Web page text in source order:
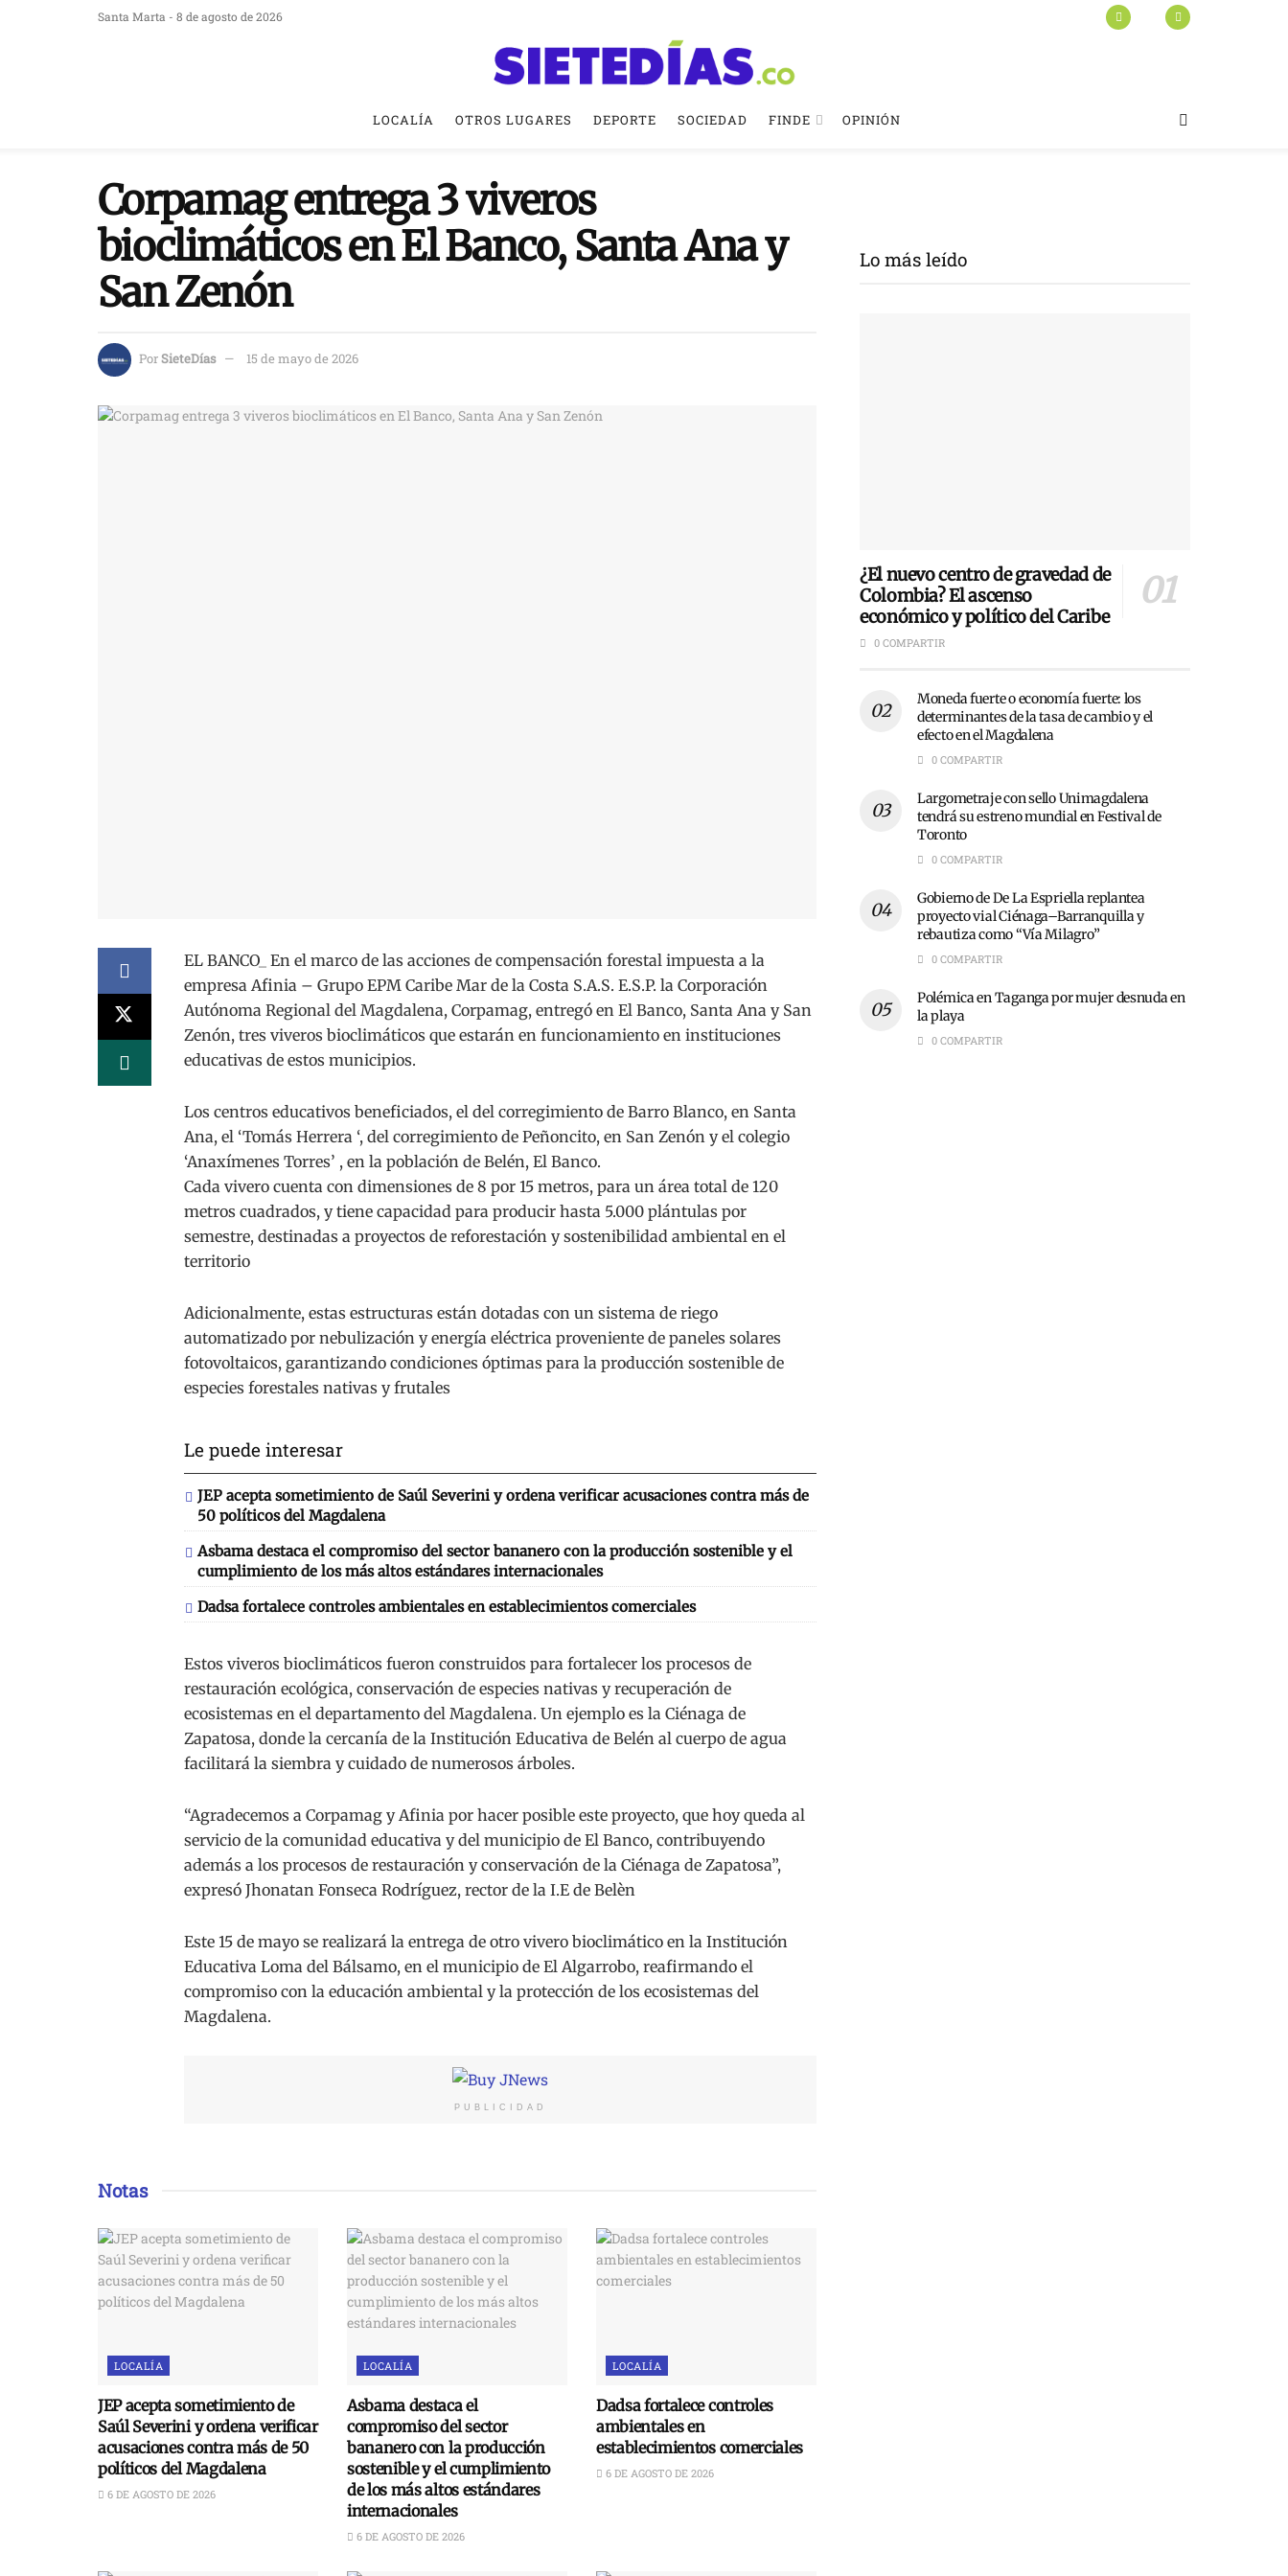
Santa Marta - 8 de agosto de 2026
LOCALÍA OTROS LUGARES DEPORTE SOCIEDAD FINDE OPINIÓN
Corpamag entrega 3 viveros
bioclimáticos en El Banco, Santa Ana y
San Zenón
PorSieteDías 15 de mayo de 2026
EL BANCO_ En el marco de las acciones de compensación forestal impuesta a la
empresa Afinia – Grupo EPM Caribe Mar de la Costa S.A.S. E.S.P. la Corporación
Autónoma Regional del Magdalena, Corpamag, entregó en El Banco, Santa Ana y San
Zenón, tres viveros bioclimáticos que estarán en funcionamiento en instituciones
educativas de estos municipios.
Los centros educativos beneficiados, el del corregimiento de Barro Blanco, en Santa
Ana, el ‘Tomás Herrera ‘, del corregimiento de Peñoncito, en San Zenón y el colegio
‘Anaxímenes Torres’ , en la población de Belén, El Banco.
Cada vivero cuenta con dimensiones de 8 por 15 metros, para un área total de 120
metros cuadrados, y tiene capacidad para producir hasta 5.000 plántulas por
semestre, destinadas a proyectos de reforestación y sostenibilidad ambiental en el
territorio
Adicionalmente, estas estructuras están dotadas con un sistema de riego
automatizado por nebulización y energía eléctrica proveniente de paneles solares
fotovoltaicos, garantizando condiciones óptimas para la producción sostenible de
especies forestales nativas y frutales
Le puede interesar
JEP acepta sometimiento de Saúl Severini y ordena verificar acusaciones contra más de
50 políticos del Magdalena
Asbama destaca el compromiso del sector bananero con la producción sostenible y el
cumplimiento de los más altos estándares internacionales
Dadsa fortalece controles ambientales en establecimientos comerciales
Estos viveros bioclimáticos fueron construidos para fortalecer los procesos de
restauración ecológica, conservación de especies nativas y recuperación de
ecosistemas en el departamento del Magdalena. Un ejemplo es la Ciénaga de
Zapatosa, donde la cercanía de la Institución Educativa de Belén al cuerpo de agua
facilitará la siembra y cuidado de numerosos árboles.
“Agradecemos a Corpamag y Afinia por hacer posible este proyecto, que hoy queda al
servicio de la comunidad educativa y del municipio de El Banco, contribuyendo
además a los procesos de restauración y conservación de la Ciénaga de Zapatosa”,
expresó Jhonatan Fonseca Rodríguez, rector de la I.E de Belèn
Este 15 de mayo se realizará la entrega de otro vivero bioclimático en la Institución
Educativa Loma del Bálsamo, en el municipio de El Algarrobo, reafirmando el
compromiso con la educación ambiental y la protección de los ecosistemas del
Magdalena.
PUBLICIDAD
Notas
LOCALÍA
JEP acepta sometimiento de
Saúl Severini y ordena verificar
acusaciones contra más de 50
políticos del Magdalena
6 DE AGOSTO DE 2026
LOCALÍA
Asbama destaca el
compromiso del sector
bananero con la producción
sostenible y el cumplimiento
de los más altos estándares
internacionales
6 DE AGOSTO DE 2026
LOCALÍA
Dadsa fortalece controles
ambientales en
establecimientos comerciales
6 DE AGOSTO DE 2026
Lo más leído
¿El nuevo centro de gravedad de
Colombia? El ascenso
económico y político del Caribe
0 COMPARTIR
Moneda fuerte o economía fuerte: los
determinantes de la tasa de cambio y el
efecto en el Magdalena
0 COMPARTIR
Largometraje con sello Unimagdalena
tendrá su estreno mundial en Festival de
Toronto
0 COMPARTIR
Gobierno de De La Espriella replantea
proyecto vial Ciénaga–Barranquilla y
rebautiza como “Vía Milagro”
0 COMPARTIR
Polémica en Taganga por mujer desnuda en
la playa
0 COMPARTIR